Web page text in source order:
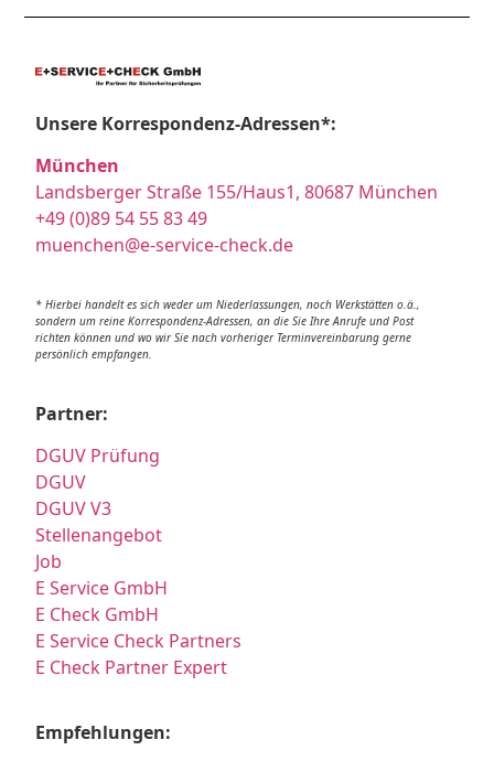
Unsere Korrespondenz-Adressen*:
München
Landsberger Straße 155/Haus1, 80687 München
+49 (0)89 54 55 83 49
muenchen@e-service-check.de
* Hierbei handelt es sich weder um Niederlassungen, noch Werkstätten o.ä.,
sondern um reine Korrespondenz-Adressen, an die Sie Ihre Anrufe und Post
richten können und wo wir Sie nach vorheriger Terminvereinbarung gerne
persönlich empfangen.
Partner:
DGUV Prüfung
DGUV
DGUV V3
Stellenangebot
Job
E Service GmbH
E Check GmbH
E Service Check Partners
E Check Partner Expert
Empfehlungen: